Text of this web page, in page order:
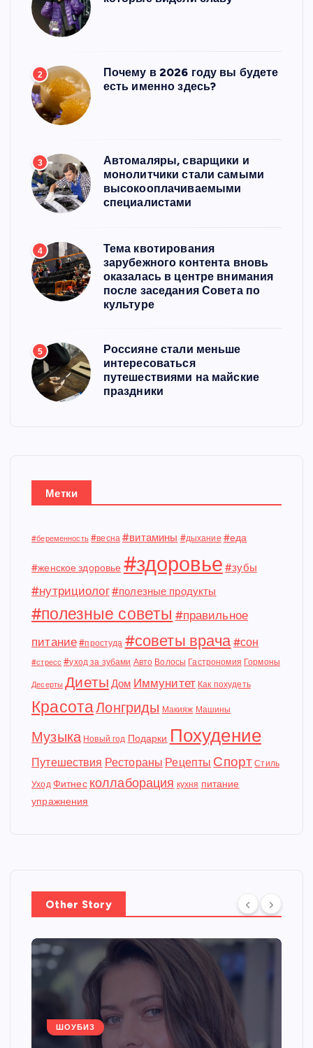
2
Почему в 2026 году вы будете
есть именно здесь?
3
Автомаляры, сварщики и
монолитчики стали самыми
высокооплачиваемыми
специалистами
4
Тема квотирования
зарубежного контента вновь
оказалась в центре внимания
после заседания Совета по
культуре
5
Россияне стали меньше
интересоваться
путешествиями на майские
праздники
Метки
#беременность #весна #витамины #дыхание #еда
#женское здоровье #здоровье #зубы
#нутрициолог#полезные продукты
#полезные советы #правильное
питание #простуда #советы врача#сон
#стресс #уход за зубами Авто Волосы Гастрономия Гормоны
Десерты Диеты Дом Иммунитет Как похудеть
КрасотаЛонгриды Макияж Машины
Музыка Новый год Подарки Похудение
Путешествия Рестораны Рецепты Спорт Стиль
Уход Фитнес коллаборация кухня питание
упражнения
Other Story
ШОУБИЗ